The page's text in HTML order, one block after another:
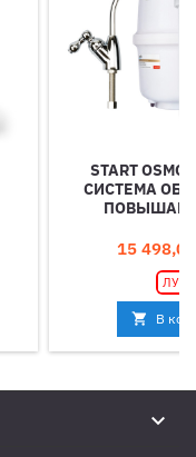
START
СИСТЕМА
Цена
15
 В
